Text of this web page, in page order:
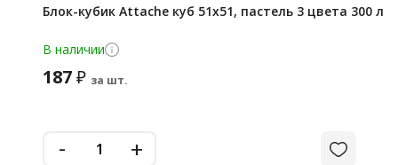
Блок-кубик Attache куб 51х51, пастель 3 цвета 300 л
В наличии
187₽ за шт.
- +